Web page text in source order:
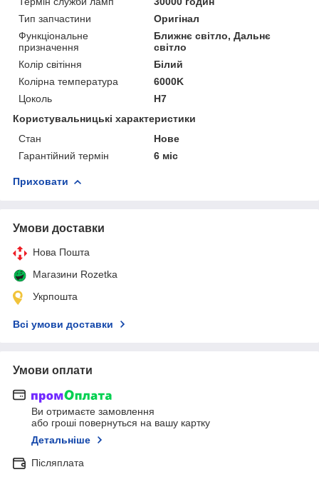
Тип запчастини
Оригінал
Функціональне
призначення
Ближнє світло, Дальнє
світло
Колір світіння
Білий
Колірна температура
6000K
Цоколь
H7
Користувальницькі характеристики
Стан
Нове
Гарантійний термін
6 міс
Приховати
Умови доставки
Нова Пошта
Магазини Rozetka
Укрпошта
Всі умови доставки
Умови оплати
Ви отримаєте замовлення
або гроші повернуться на вашу картку
Детальніше
Післяплата